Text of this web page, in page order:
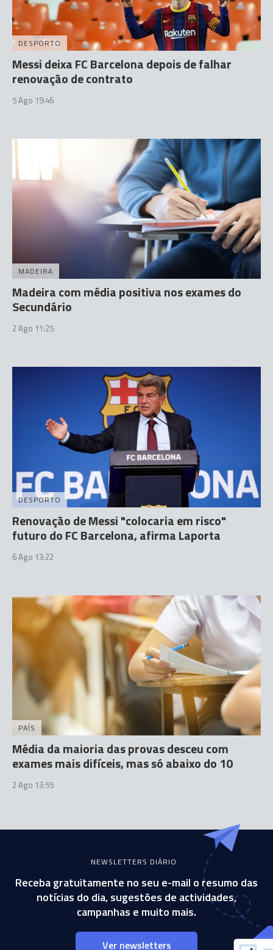
DESPORTO
Messi deixa FC Barcelona depois de falhar
renovação de contrato
5 Ago 19:46
MADEIRA
Madeira com média positiva nos exames do
Secundário
2 Ago 11:25
DESPORTO
Renovação de Messi "colocaria em risco"
futuro do FC Barcelona, afirma Laporta
6 Ago 13:22
PAÍS
Média da maioria das provas desceu com
exames mais difíceis, mas só abaixo do 10
2 Ago 13:55
NEWSLETTERS DIÁRIO
Receba gratuitamente no seu e-mail o resumo das
notícias do dia, sugestões de actividades,
campanhas e muito mais.
Ver newsletters